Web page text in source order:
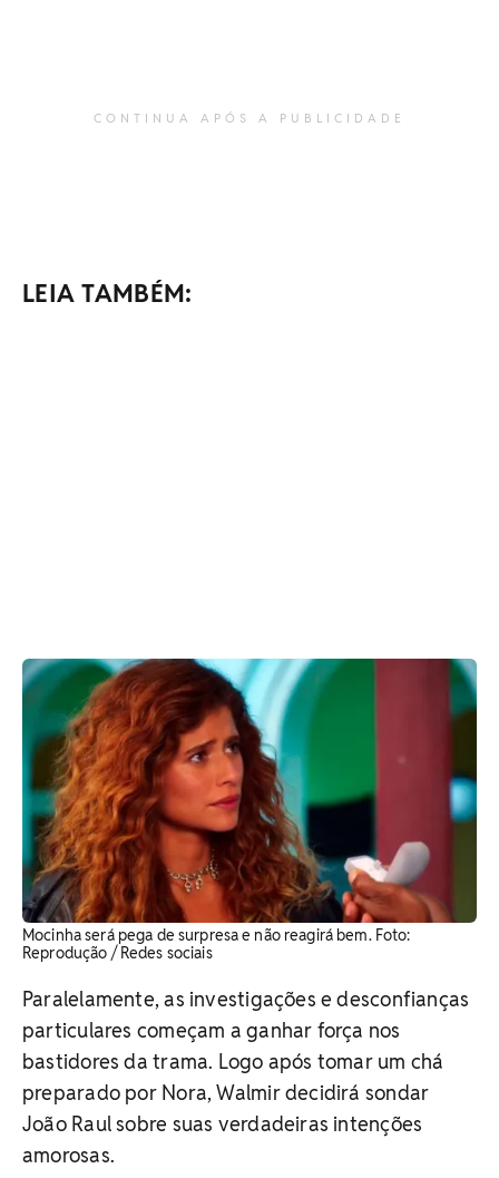
CONTINUA APÓS A PUBLICIDADE
LEIA TAMBÉM:
Mocinha será pega de surpresa e não reagirá bem. ​Foto:
Reprodução / Redes sociais
Paralelamente, as investigações e desconfianças
particulares começam a ganhar força nos
bastidores da trama. Logo após tomar um chá
preparado por Nora, Walmir decidirá sondar
João Raul sobre suas verdadeiras intenções
amorosas.